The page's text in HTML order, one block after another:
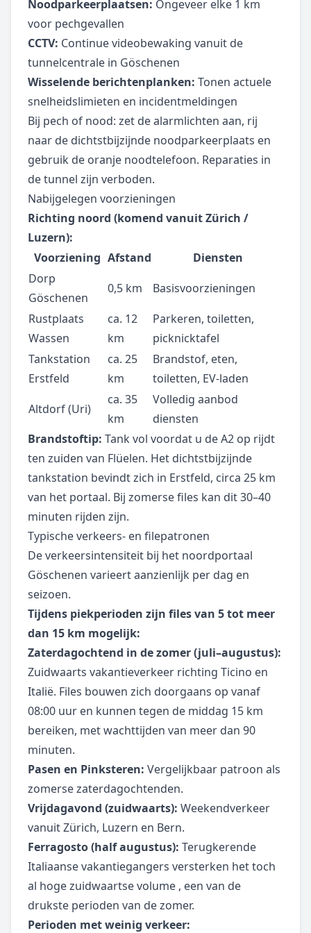
Noodparkeerplaatsen: Ongeveer elke 1 km
voor pechgevallen
CCTV: Continue videobewaking vanuit de
tunnelcentrale in Göschenen
Wisselende berichtenplanken: Tonen actuele
snelheidslimieten en incidentmeldingen
Bij pech of nood: zet de alarmlichten aan, rij
naar de dichtstbijzijnde noodparkeerplaats en
gebruik de oranje noodtelefoon. Reparaties in
de tunnel zijn verboden.
Nabijgelegen voorzieningen
Richting noord (komend vanuit Zürich /
Luzern):
Voorziening Afstand
Diensten
Dorp
Göschenen
0,5 km
Basisvoorzieningen
Rustplaats
Wassen
ca. 12
km
Parkeren, toiletten,
picknicktafel
Tankstation
Erstfeld
ca. 25
km
Brandstof, eten,
toiletten, EV-laden
Altdorf (Uri)
ca. 35
km
Volledig aanbod
diensten
Brandstoftip: Tank vol voordat u de A2 op rijdt
ten zuiden van Flüelen. Het dichtstbijzijnde
tankstation bevindt zich in Erstfeld, circa 25 km
van het portaal. Bij zomerse files kan dit 30–40
minuten rijden zijn.
Typische verkeers- en filepatronen
De verkeersintensiteit bij het noordportaal
Göschenen varieert aanzienlijk per dag en
seizoen.
Tijdens piekperioden zijn files van 5 tot meer
dan 15 km mogelijk:
Zaterdagochtend in de zomer (juli–augustus):
Zuidwaarts vakantieverkeer richting Ticino en
Italië. Files bouwen zich doorgaans op vanaf
08:00 uur en kunnen tegen de middag 15 km
bereiken, met wachttijden van meer dan 90
minuten.
Pasen en Pinksteren: Vergelijkbaar patroon als
zomerse zaterdagochtenden.
Vrijdagavond (zuidwaarts): Weekendverkeer
vanuit Zürich, Luzern en Bern.
Ferragosto (half augustus): Terugkerende
Italiaanse vakantiegangers versterken het toch
al hoge zuidwaartse volume , een van de
drukste perioden van de zomer.
Perioden met weinig verkeer: